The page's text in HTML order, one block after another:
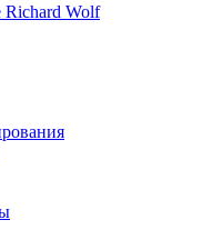
Richard Wolf